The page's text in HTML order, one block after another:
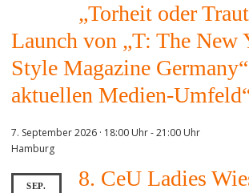
„Torheit oder
Launch von „T: The New
Style Magazine
aktuellen Medien-
7. September 2026 · 18:00 Uhr-21:00 Uhr
Hamburg
SEP. 8. CeU Ladies